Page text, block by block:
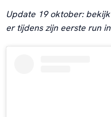
Update 19 oktober:
er tijdens zijn eerste run